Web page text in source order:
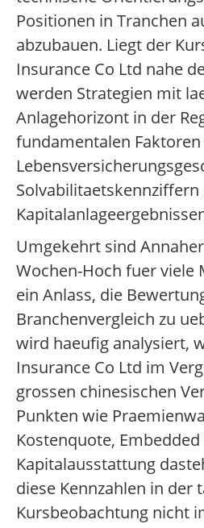
Positionen in Tranchen
abzubauen. Liegt der
Insurance Co Ltd nahe
werden Strategien mit
Anlagehorizont in der
fundamentalen
Solvabilitaetskennziffern
Umgekehrt sind
Wochen-Hoch fuer
ein Anlass, die
Branchenvergleich zu
wird haeufig analysiert,
Insurance Co Ltd im
grossen chinesischen
Punkten wie
Kostenquote,
Kapitalausstattung
diese Kennzahlen in der
Kursbeobachtung nicht